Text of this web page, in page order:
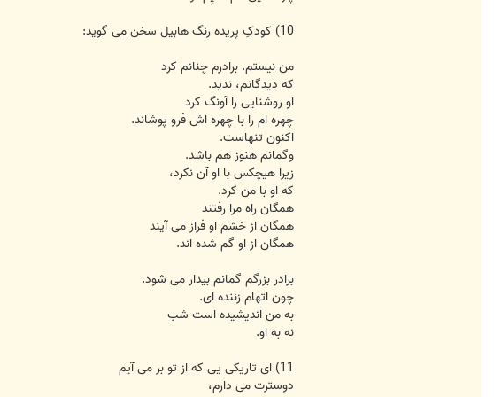
10) کودکِ پریده رنگ هابیل سخن می گوید:
من نیستم. برادرم چنانم کرد
که دیدگانم، ندید.
او روشنایی را آونگ کرد
چهره ام را با چهره اش فرو پوشاند.
اکنون تنهاست.
وگمانم هنوز هم باشد.
زیرا هیچکس با او آن نکرد،
که او با من کرد.
همگان راه مرا رفتند
همگان از خشم او فراز می آیند
همگان از او گم شده اند.
برادر بزرگم گمانم بیدار می شود.
چون اتهام زننده ای.
به من اندیشیده است شب
نه به او.
11) ای تاریکی یی که از تو بر می آیم
دوسترت می دارم،